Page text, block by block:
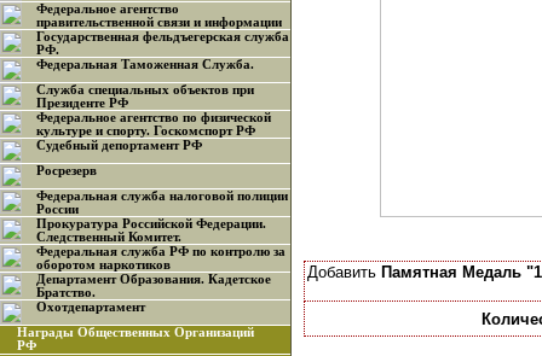
Федеральное агентство
правительственной связи и информации
Государственная фельдъегерская служба
РФ.
Федеральная Таможенная Служба.
Служба специальных объектов при
Президенте РФ
Федеральное агентство по физической
культуре и спорту. Госкомспорт РФ
Судебный депортамент РФ
Росрезерв
Федеральная служба налоговой полиции
России
Прокуратура Российской Федерации.
Следственный Комитет.
Федеральная служба РФ по контролю за
оборотом наркотиков
Департамент Образования. Кадетское
Братство.
Охотдепартамент
Награды Общественных Организаций
РФ
Добавить Памятная Медаль